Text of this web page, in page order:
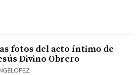
fotos del acto íntimo de
Divino Obrero